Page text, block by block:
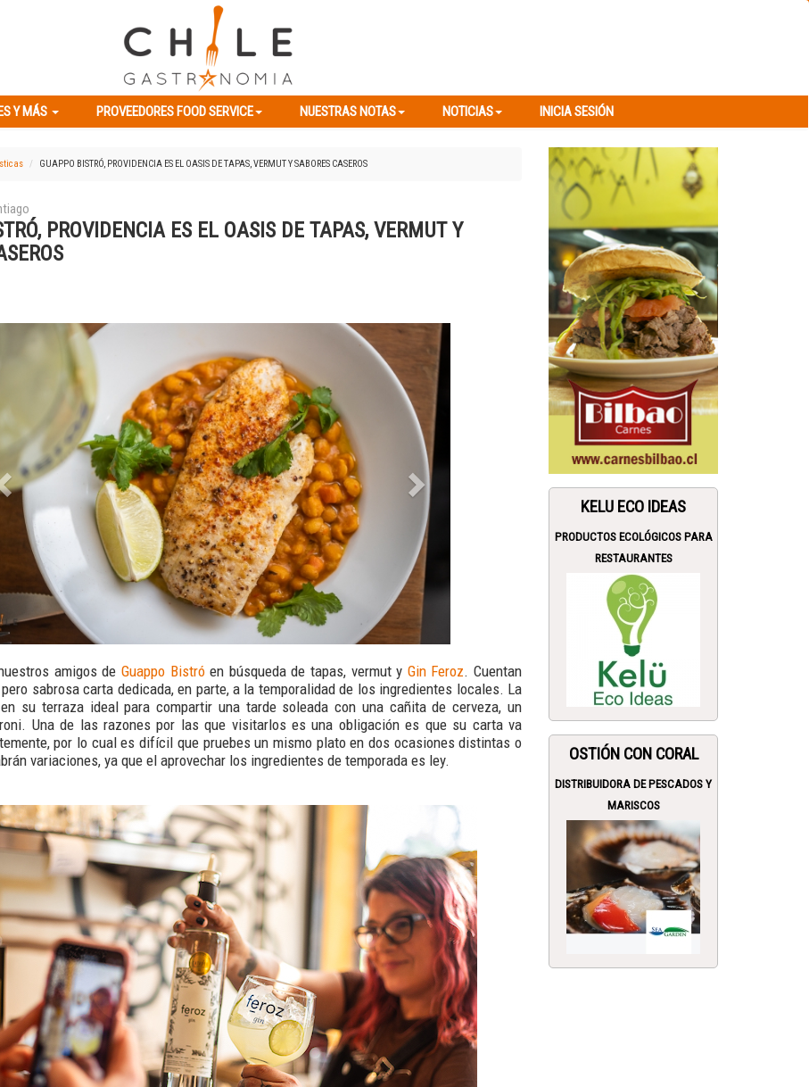
Y MÁS PROVEEDORES FOOD SERVICE NUESTRAS NOTAS NOTICIAS INICIA SESIÓN
PROVEEDORES FOOD SERVICE
GUAPPO BISTRÓ, PROVIDENCIA ES EL OASIS DE TAPAS, VERMUT Y SABORES CASEROS
PROVIDENCIA ES EL OASIS DE TAPAS, VERMUT Y
Previous Next
amigos de Guappo Bistróen búsqueda de tapas, vermut y Gin Feroz. Cuentan
sabrosa carta dedicada, en parte, a la temporalidad de los ingredientes locales. La
su terraza ideal para compartir una tarde soleada con una cañita de cerveza, un
Una de las razones por las que visitarlos es una obligación es que su carta va
por lo cual es difícil que pruebes un mismo plato en dos ocasiones distintas o
variaciones, ya que el aprovechar los ingredientes de temporada es ley.
KELU ECO IDEAS
PRODUCTOS ECOLÓGICOS PARA
RESTAURANTES
OSTIÓN CON CORAL
DISTRIBUIDORA DE PESCADOS Y
MARISCOS